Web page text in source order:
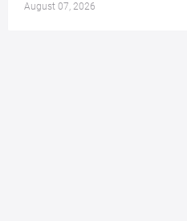
August 07, 2026